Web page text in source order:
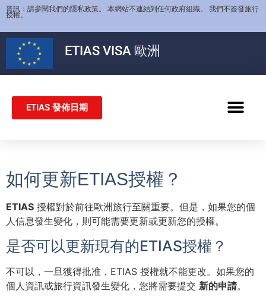
資訊：請參閱我們的隱私政策。 本網站不連結到任何政府組織。 我們不簽發旅行
授權。
ETIAS VISA 歐洲
ETIAS 發佈日期
如何更新ETIAS授權？
ETIAS 授權對於前往歐洲旅行至關重要。但是，如果您的個
人信息發生變化，則可能需要更新或更新您的授權。
是否可以更新現有的ETIAS授權？
不可以，一旦獲得批准，ETIAS 授權就不能更改。如果您的
個人資訊或旅行資訊發生變化，您將需要提交 新的申請。